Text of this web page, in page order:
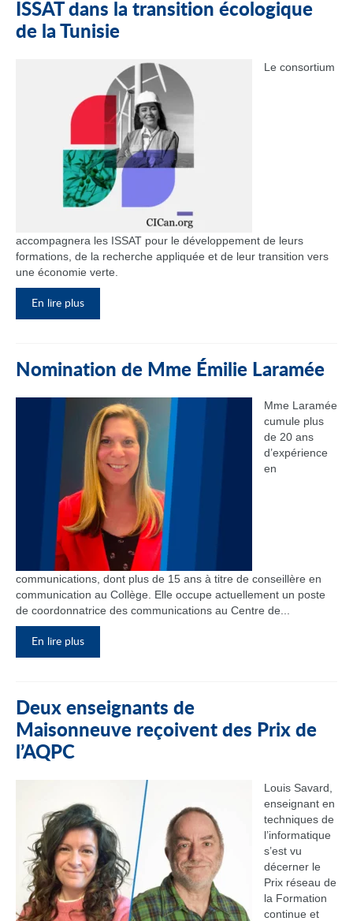
ISSAT dans la transition écologique
de la Tunisie
Le consortium
accompagnera les ISSAT pour le développement de leurs
formations, de la recherche appliquée et de leur transition vers
une économie verte.
En lire plus
Nomination de Mme Émilie Laramée
Mme Laramée
cumule plus
de 20 ans
d’expérience
en
communications, dont plus de 15 ans à titre de conseillère en
communication au Collège. Elle occupe actuellement un poste
de coordonnatrice des communications au Centre de...
En lire plus
Deux enseignants de
Maisonneuve reçoivent des Prix de
l’AQPC
Louis Savard,
enseignant en
techniques de
l’informatique
s’est vu
décerner le
Prix réseau de
la Formation
continue et